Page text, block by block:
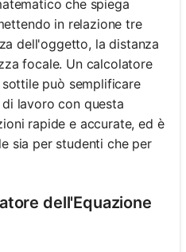
che spiega
in relazione tre
dell'oggetto, la distanza
focale. Un calcolatore
può semplificare
lavoro con questa
rapide e accurate, ed è
sia per studenti che per
dell'Equazione